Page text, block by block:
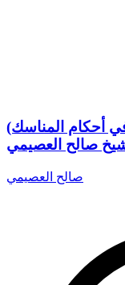
في أحكام المناسك)
صالح العصيمي
صالح العصيمي